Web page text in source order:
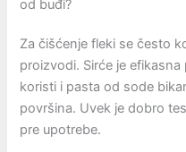
od buđi?
Za čišćenje fleki se često
proizvodi. Sirće je
koristi i pasta od sode
površina. Uvek je dobro
pre upotrebe.